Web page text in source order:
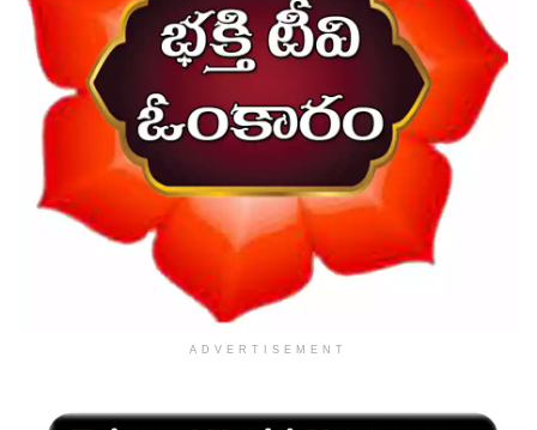
ADVERTISEMENT